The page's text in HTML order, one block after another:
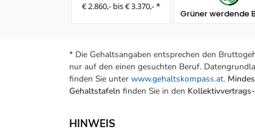
€ 2.860,- bis € 3.370,- *
Grüner werdende
* Die Gehaltsangaben entsprechen den
nur auf den einen gesuchten Beruf.
finden Sie unter www.gehaltskompass.at.
Gehaltstafeln finden Sie in den
HINWEIS